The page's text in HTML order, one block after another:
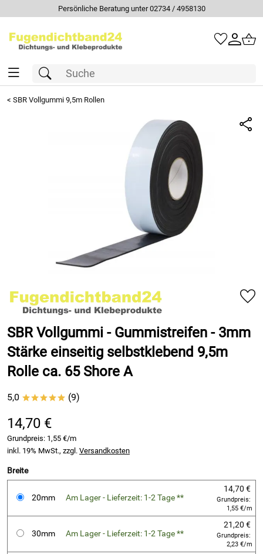
Persönliche Beratung unter 02734 / 4958130
< SBR Vollgummi 9,5m Rollen
SBR Vollgummi - Gummistreifen - 3mm
Stärke einseitig selbstklebend 9,5m
Rolle ca. 65 Shore A
5,0 ***** (9)
14,70 €
Grundpreis: 1,55 €/m
inkl. 19% MwSt., zzgl. Versandkosten
Breite
20mm Am Lager - Lieferzeit: 1-2 Tage **
14,70 €
Grundpreis:
1,55 €/m
30mm Am Lager - Lieferzeit: 1-2 Tage **
21,20 €
Grundpreis:
2,23 €/m